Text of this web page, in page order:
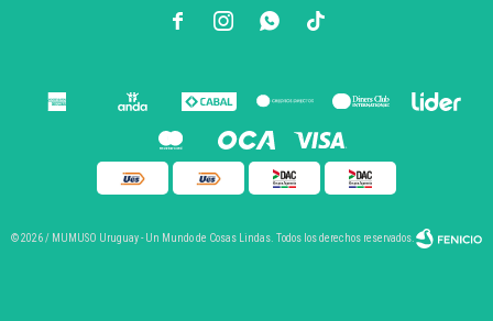
  
© 2026 / MUMUSO Uruguay - Un Mundo de Cosas Lindas. Todos los derechos reservados.